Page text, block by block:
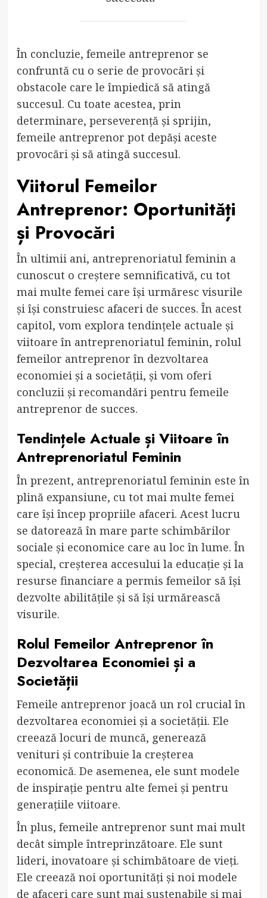
În concluzie, femeile antreprenor se
confruntă cu o serie de provocări și
obstacole care le împiedică să atingă
succesul. Cu toate acestea, prin
determinare, perseverență și sprijin,
femeile antreprenor pot depăși aceste
provocări și să atingă succesul.
Viitorul Femeilor
Antreprenor: Oportunități
și Provocări
În ultimii ani, antreprenoriatul feminin a
cunoscut o creștere semnificativă, cu tot
mai multe femei care își urmăresc visurile
și își construiesc afaceri de succes. În acest
capitol, vom explora tendințele actuale și
viitoare în antreprenoriatul feminin, rolul
femeilor antreprenor în dezvoltarea
economiei și a societății, și vom oferi
concluzii și recomandări pentru femeile
antreprenor de succes.
Tendințele Actuale și Viitoare în
Antreprenoriatul Feminin
În prezent, antreprenoriatul feminin este în
plină expansiune, cu tot mai multe femei
care își încep propriile afaceri. Acest lucru
se datorează în mare parte schimbărilor
sociale și economice care au loc în lume. În
special, creșterea accesului la educație și la
resurse financiare a permis femeilor să își
dezvolte abilitățile și să își urmărească
visurile.
Rolul Femeilor Antreprenor în
Dezvoltarea Economiei și a
Societății
Femeile antreprenor joacă un rol crucial în
dezvoltarea economiei și a societății. Ele
creează locuri de muncă, generează
venituri și contribuie la creșterea
economică. De asemenea, ele sunt modele
de inspirație pentru alte femei și pentru
generațiile viitoare.
În plus, femeile antreprenor sunt mai mult
decât simple întreprinzătoare. Ele sunt
lideri, inovatoare și schimbătoare de vieți.
Ele creează noi oportunități și noi modele
de afaceri care sunt mai sustenabile și mai